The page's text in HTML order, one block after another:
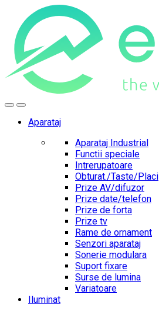
navigation
content
Aparataj
Aparataj Industrial
Functii speciale
Intrerupatoare
Obturat./Taste/Placi
Prize AV/difuzor
Prize date/telefon
Prize de forta
Prize tv
Rame de ornament
Senzori aparataj
Sonerie modulara
Suport fixare
Surse de lumina
Variatoare
Iluminat